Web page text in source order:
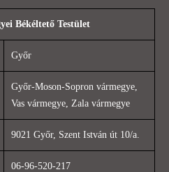
Békéltető Testület
Győr
Győr-Moson-Sopron vármegye,
Vas vármegye, Zala vármegye
9021 Győr, Szent István út 10/a.
06-96-520-217